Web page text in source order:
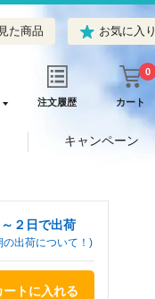
た商品 お気に入り
注文履歴 カート
0
キャンペーン
２日で出荷
の出荷について！)
ートに入れる